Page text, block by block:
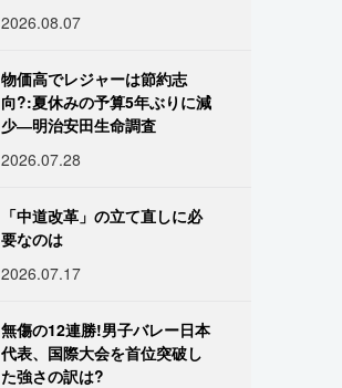
2026.08.07
物価高でレジャーは節約志
向?:夏休みの予算5年ぶりに減
少―明治安田生命調査
2026.07.28
「中道改革」の立て直しに必
要なのは
2026.07.17
無傷の12連勝!男子バレー日本
代表、国際大会を首位突破し
た強さの訳は?